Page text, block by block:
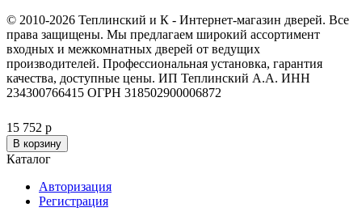
© 2010-2026 Теплинский и К - Интернет-магазин дверей. Все
права защищены. Мы предлагаем широкий ассортимент
входных и межкомнатных дверей от ведущих
производителей. Профессиональная установка, гарантия
качества, доступные цены. ИП Теплинский А.А. ИНН
234300766415 ОГРН 318502900006872
15 752 р
В корзину
Каталог
Авторизация
Регистрация